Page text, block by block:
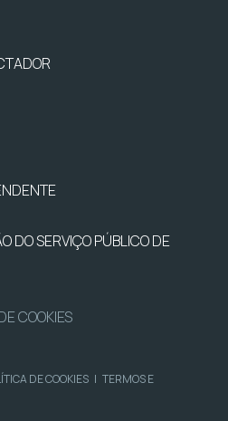
DO SERVIÇO PÚBLICO DE
COOKIES
DE COOKIES | TERMOS E